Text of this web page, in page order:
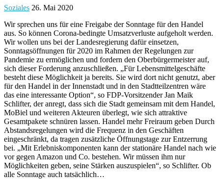
Soziales 26. Mai 2020
Wir sprechen uns für eine Freigabe der Sonntage für den Handel
aus. So können Corona-bedingte Umsatzverluste aufgeholt werden.
Wir wollen uns bei der Landesregierung dafür einsetzen,
Sonntagsöffnungen für 2020 im Rahmen der Regelungen zur
Pandemie zu ermöglichen und fordern den Oberbürgermeister auf,
sich dieser Forderung anzuschließen. „Für Lebensmittelgeschäfte
besteht diese Möglichkeit ja bereits. Sie wird dort nicht genutzt, aber
für den Handel in der Innenstadt und in den Stadtteilzentren wäre
das eine interessante Option“, so FDP-Vorsitzender Jan Maik
Schlifter, der anregt, dass sich die Stadt gemeinsam mit dem Handel,
MoBiel und weiteren Akteuren überlegt, wie sich attraktive
Gesamtpakete schnüren lassen. Handel mehr Freiraum geben Durch
Abstandsregelungen wird die Frequenz in den Geschäften
eingeschränkt, da tragen zusätzliche Öffnungstage zur Entzerrung
bei. „Mit Erlebniskomponenten kann der stationäre Handel nach wie
vor gegen Amazon und Co. bestehen. Wir müssen ihm nur
Möglichkeiten geben, seine Stärken auszuspielen“, so Schlifter. Ob
alle Sonntage auch tatsächlich…